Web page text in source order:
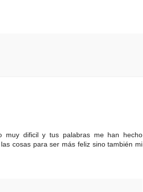
muy dificil y tus palabras me han hecho
cosas para ser más feliz sino también mi